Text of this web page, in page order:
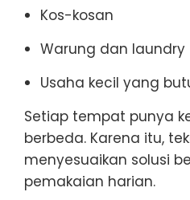
Kos-kosan
Warung dan laundry
Usaha kecil yang
Setiap tempat punya
berbeda. Karena itu,
menyesuaikan solusi
pemakaian harian.